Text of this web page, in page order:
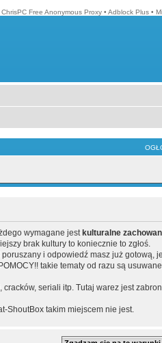
ChrisPC Free Anonymous Proxy • Adblock Plus •
wymagane jest kulturalne
brak kultury to koniecznie to zgłoś.
i odpowiedź masz już
takie tematy od razu są
seriali itp. Tutaj warez jest
ShoutBox takim miejscem nie jest.